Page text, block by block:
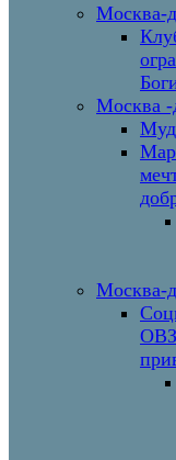
Москва-
Москва -
Москва-